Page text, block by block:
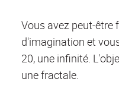
Vous avez peut-être
d'imagination et
20, une infinité.
une fractale.